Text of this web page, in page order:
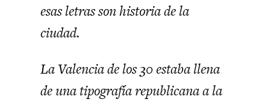
esas letras son historia de la
ciudad.
La Valencia de los 30 estaba llena
de una tipografía republicana a la